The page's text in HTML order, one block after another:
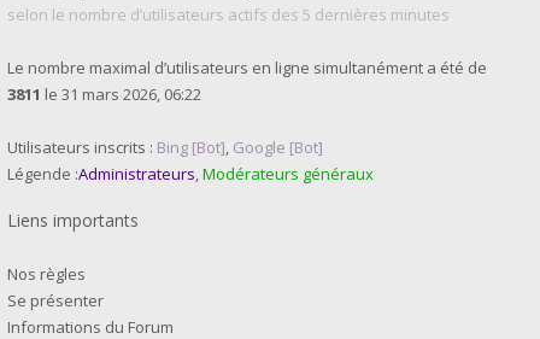
selon le nombre d’utilisateurs actifs des 5 dernières minutes
Le nombre maximal d’utilisateurs en ligne simultanément a été de
3811 le 31 mars 2026, 06:22
Utilisateurs inscrits : Bing [Bot], Google [Bot]
Légende :Administrateurs,Modérateurs généraux
Liens importants
Nos règles
Se présenter
Informations du Forum